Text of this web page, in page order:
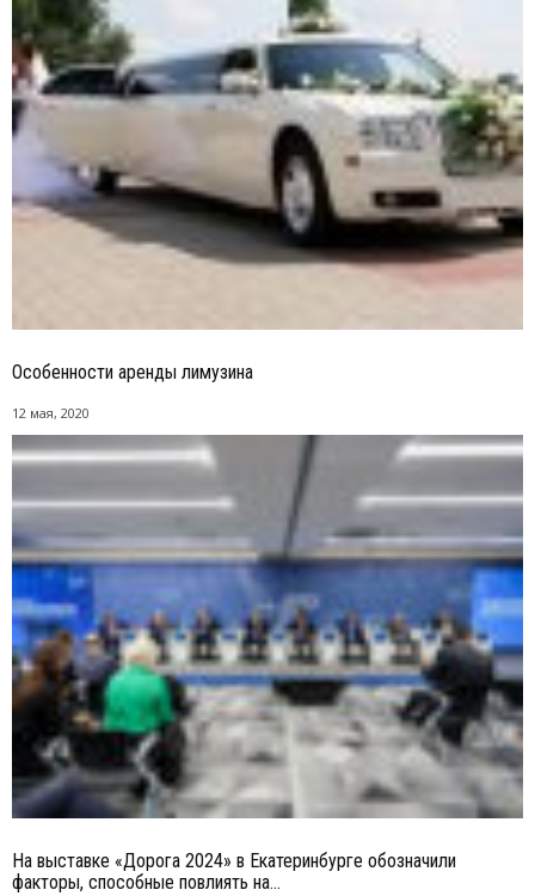
Особенности аренды лимузина
12 мая, 2020
На выставке «Дорога 2024» в Екатеринбурге обозначили
факторы, способные повлиять на...